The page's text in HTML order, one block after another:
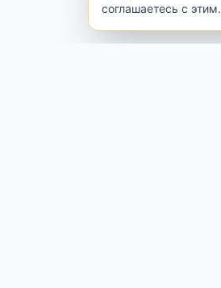
соглашаетесь с этим.